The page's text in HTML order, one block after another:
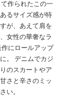
作られたこの一
るサイズ感が特
が、あえて肩を
女性の華奢なラ
にロールアップ
。 デニムでカジ
のスカートやア
さと辛さのミッ
い。